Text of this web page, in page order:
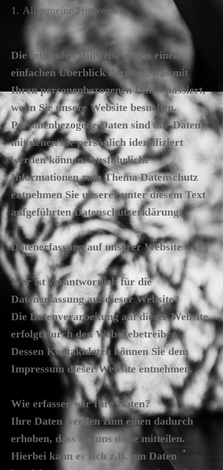
1. Allgemeine Hinweise
Die folgenden Hinweise geben einen
einfachen Überblick darüber, was mit
Ihren personenbezogenen Daten passiert,
wenn Sie unsere Website besuchen.
Personenbezogene Daten sind alle Daten,
mit denen Sie persönlich identifiziert
werden können. Ausführliche
Informationen zum Thema Datenschutz
entnehmen Sie unserer unter diesem Text
aufgeführten Datenschutzerklärung.
Datenerfassung auf unserer Website
Wer ist verantwortlich für die
Datenerfassung auf dieser Website?
Die Datenverarbeitung auf dieser Website
erfolgt durch den Websitebetreiber.
Dessen Kontaktdaten können Sie dem
Impressum dieser Website entnehmen.
Wie erfassen wir Ihre Daten?
Ihre Daten werden zum einen dadurch
erhoben, dass Sie uns diese mitteilen.
Hierbei kann es sich z.B. um Daten